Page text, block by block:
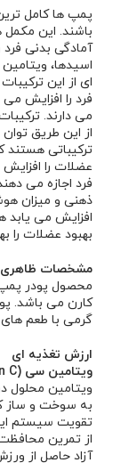
پمپ ها کامل
باشند. این مکمل
آمادگی بدنی فرد
اسیدها،
ای از این
فرد را افزایش
می دارند.
از این طریق
ترکیباتی
عضلات را افزایش
فرد اجازه می
ذهنی و میزان
افزایش می یابد
بهبود عضلات را
مشخصات ظاهری
گرمی با طعم
ارزش تغذیه ای
ویتامین سی (Vitamin C):
ویتامین محلول
به سوخت و ساز
تقویت سیستم
از تمرین
آزاد حاصل از